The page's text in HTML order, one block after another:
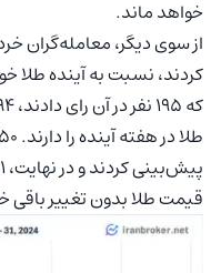
خواهد ماند.
از سوی دیگر، معامله‌گران
کردند، نسبت به آینده
قیمت طلا بدون تغییر باقی